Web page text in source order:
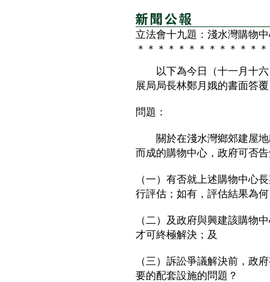
立法會十九題：淺水灣購物
＊＊＊＊＊＊＊＊＊＊＊＊
以下為今日（十一月十六
展局局長林鄭月娥的書面答
問題：
關於在淺水灣鄉郊建屋地
而成的購物中心，政府可否
（一）有否就上述購物中心
行評估；如有，評估結果為
（二）及政府與興建該購物
才可終極解決；及
（三）訴訟爭議解決前，政
要的配套設施的問題？